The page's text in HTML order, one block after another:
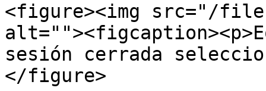
<figure><img src="/
sesión cerrada
</figure>